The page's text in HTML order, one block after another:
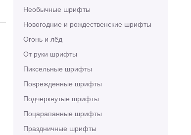
Необычные шрифты
Новогодние и рождественские шрифты
Огонь и лёд
От руки шрифты
Пиксельные шрифты
Поврежденные шрифты
Подчеркнутые шрифты
Поцарапанные шрифты
Праздничные шрифты